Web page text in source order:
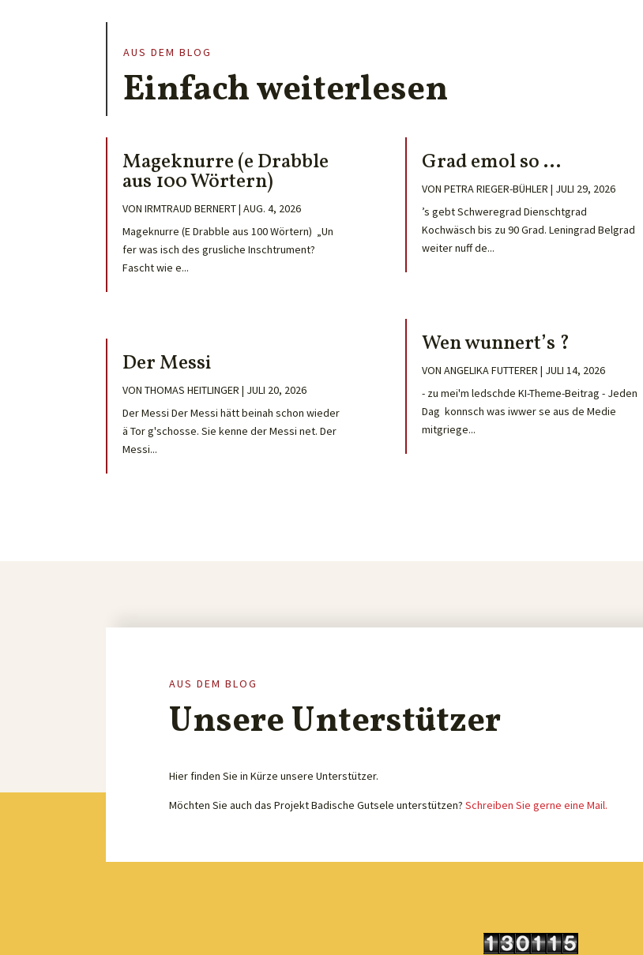
AUS DEM BLOG
Einfach weiterlesen
Mageknurre (e Drabble
aus 100 Wörtern)
VONIRMTRAUD BERNERT|AUG. 4, 2026
Mageknurre (E Drabble aus 100 Wörtern) „Un
fer was isch des grusliche Inschtrument?
Fascht wie e...
Der Messi
VONTHOMAS HEITLINGER | JULI 20, 2026
Der Messi Der Messi hätt beinah schon wieder
ä Tor g'schosse. Sie kenne der Messi net. Der
Messi...
Grad emol so …
VON PETRA RIEGER-BÜHLER | JULI 29, 2026
’s gebt Schweregrad Dienschtgrad
Kochwäsch bis zu 90 Grad. Leningrad Belgrad
weiter nuff de...
Wen wunnert’s ?
VON ANGELIKA FUTTERER | JULI 14, 2026
- zu mei'm ledschde KI-Theme-Beitrag - Jeden
Dag konnsch was iwwer se aus de Medie
mitgriege...
AUS DEM BLOG
Unsere Unterstützer
Hier finden Sie in Kürze unsere Unterstützer.
Möchten Sie auch das Projekt Badische Gutsele unterstützen?Schreiben Sie gerne eine Mail.